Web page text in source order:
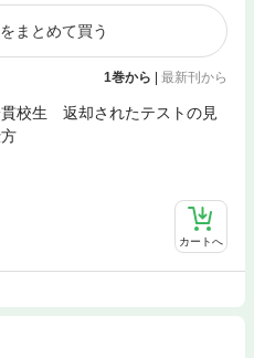
まとめて買う
1巻から 最新刊から
校生 返却されたテストの見
カートへ